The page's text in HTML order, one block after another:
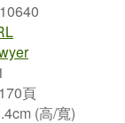
頁
(高/寬)